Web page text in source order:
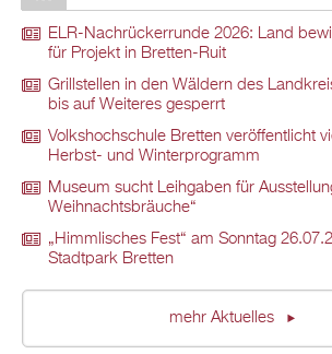
ELR-Nachrückerrunde 2026: Land
für Projekt in Bretten-Ruit
Grillstellen in den Wäldern des
bis auf Weiteres gesperrt
Volkshochschule Bretten veröffentlicht
Herbst- und Winterprogramm
Museum sucht Leihgaben für
Weihnachtsbräuche“
„Himmlisches Fest“ am Sonntag
Stadtpark Bretten
mehr Aktuelles